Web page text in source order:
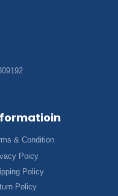
& Condition
Poicy
Policy
Policy